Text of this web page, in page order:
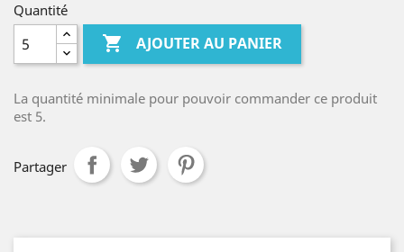
Quantité
 AJOUTER AU PANIER
La quantité minimale pour pouvoir commander ce produit
est 5.
Partager